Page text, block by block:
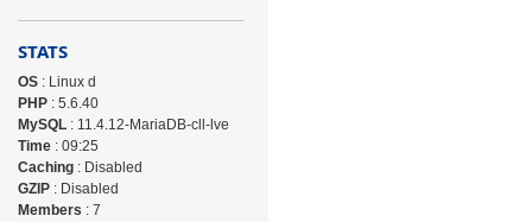
STATS
OS: Linux d
PHP: 5.6.40
MySQL: 11.4.12-MariaDB-cll-lve
Time: 09:25
Caching: Disabled
GZIP: Disabled
Members : 7